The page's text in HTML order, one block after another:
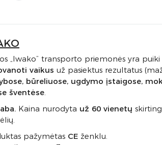
„Iwako” transporto priemonės yra
vaikus už pasiektus rezultatus
būreliuose, ugdymo įstaigose,
šventėse.
Kaina nurodyta už 60 vienetų
pažymėtas CE ženklu.